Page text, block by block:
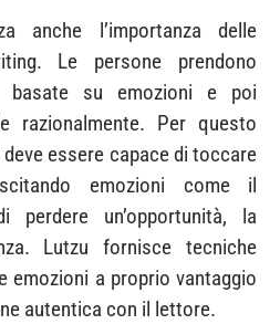
anche l’importanza delle
Le persone prendono
basate su emozioni e poi
razionalmente. Per questo
essere capace di toccare
emozioni come il
un’opportunità, la
Lutzu fornisce tecniche
emozioni a proprio vantaggio
autentica con il lettore.